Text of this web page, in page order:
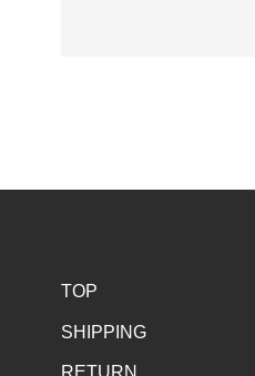
TOP
SHIPPING